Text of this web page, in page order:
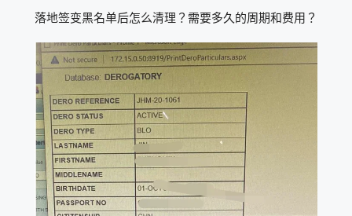
落地签变黑名单后怎么清理？需要多久的周期和费用？